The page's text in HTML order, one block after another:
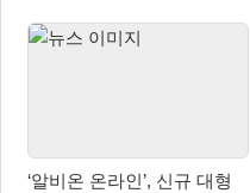
‘알비온 온라인’, 신규 대형